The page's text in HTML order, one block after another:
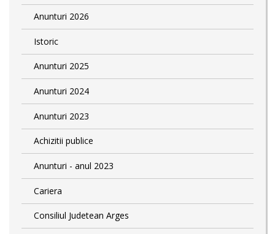
Anunturi 2026
Istoric
Anunturi 2025
Anunturi 2024
Anunturi 2023
Achizitii publice
Anunturi - anul 2023
Cariera
Consiliul Judetean Arges